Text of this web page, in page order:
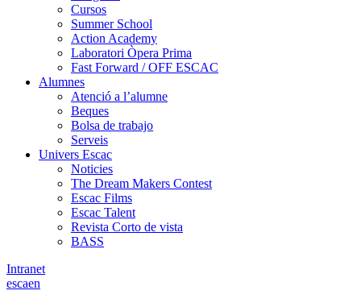
Cursos
Summer School
Action Academy
Laboratori Òpera Prima
Fast Forward / OFF ESCAC
Alumnes
Atenció a l’alumne
Beques
Bolsa de trabajo
Serveis
Univers Escac
Noticies
The Dream Makers Contest
Escac Films
Escac Talent
Revista Corto de vista
BASS
Intranet
escaen